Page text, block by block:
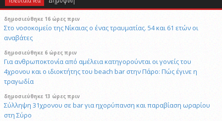
δημοσιεύθηκε 16 ώρες πριν
Στο νοσοκομείο της Νίκαιας ο ένας τραυματίας. 54 και 61 ετών οι
αναβάτες
δημοσιεύθηκε 6 ώρες πριν
Για ανθρωποκτονία από αμέλεια κατηγορούνται οι γονείς του
4χρονου και ο ιδιοκτήτης του beach bar στην Πάρο: Πώς έγινε η
τραγωδία
δημοσιεύθηκε 13 ώρες πριν
Σύλληψη 31χρονου σε bar για ηχορύπανση και παραβίαση ωραρίου
στη Σύρο